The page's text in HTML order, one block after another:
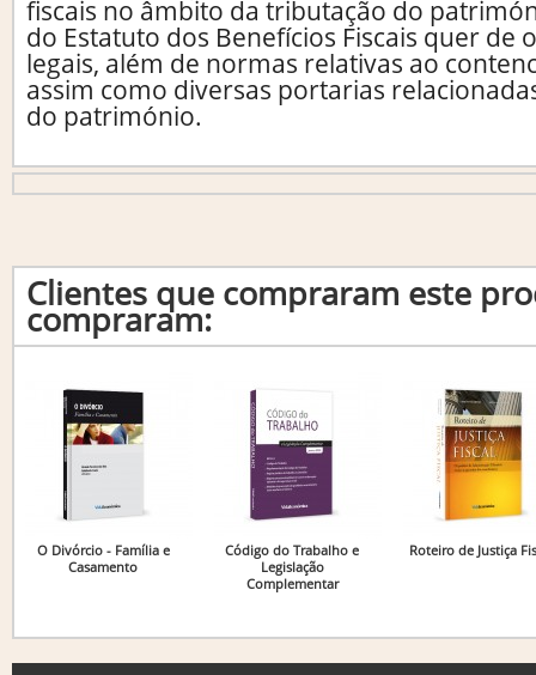
fiscais no âmbito da tributação do
do Estatuto dos Benefícios Fiscais quer de
legais, além de normas relativas ao
assim como diversas portarias
do património.
Clientes que compraram este
compraram:
O Divórcio - Família e
Casamento
Código do Trabalho e
Legislação
Complementar
Roteiro de Justiça